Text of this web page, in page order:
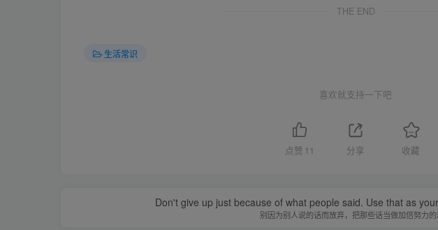
THE END
生活常识
喜欢就支持一下吧
点赞 11 分享 收藏
Don't give up just because of what people said. Use that as
别因为别人说的话而放弃，把那些话当做加倍努力的